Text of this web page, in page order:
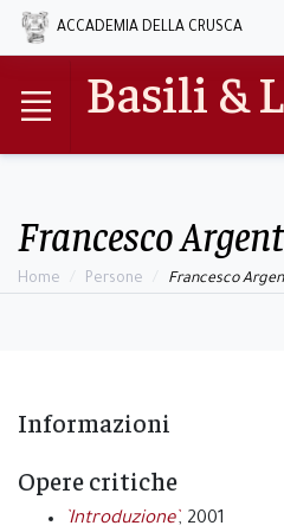
ACCADEMIA DELLA CRUSCA
Basili &
Francesco
Home Persone Francesco
Informazioni
Opere critiche
`Introduzione`, 2001